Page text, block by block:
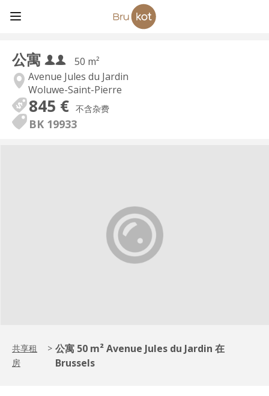
公寓
50 m²
Avenue Jules du Jardin
Woluwe-Saint-Pierre
845 € 不含杂费
BK 19933
共享租
房
> 公寓 50 m² Avenue Jules du Jardin 在
Brussels